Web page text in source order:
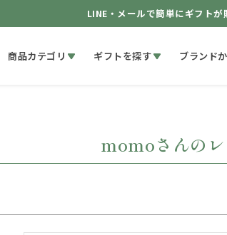
LINE・メールで簡単にギフトが
商品カテゴリ ギフトを探す ブランド
momoさんの